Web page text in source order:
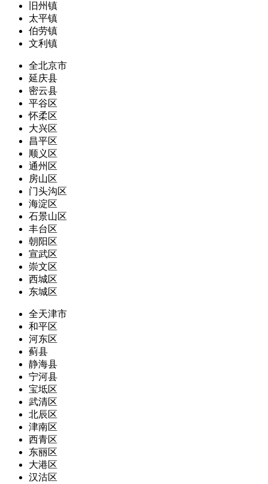
旧州镇
太平镇
伯劳镇
文利镇
全北京市
延庆县
密云县
平谷区
怀柔区
大兴区
昌平区
顺义区
通州区
房山区
门头沟区
海淀区
石景山区
丰台区
朝阳区
宣武区
崇文区
西城区
东城区
全天津市
和平区
河东区
蓟县
静海县
宁河县
宝坻区
武清区
北辰区
津南区
西青区
东丽区
大港区
汉沽区